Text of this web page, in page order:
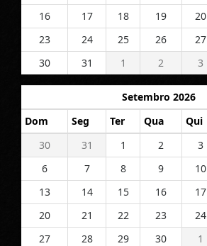
16
17 18 19 20
23
24 25 26 27
30
31 1 2 3
Setembro 2026
Dom
Seg Ter Qua Qui
30
31 1 2 3
6
7 8 9 10
13
14 15 16 17
20
21 22 23 24
27
28 29 30 1